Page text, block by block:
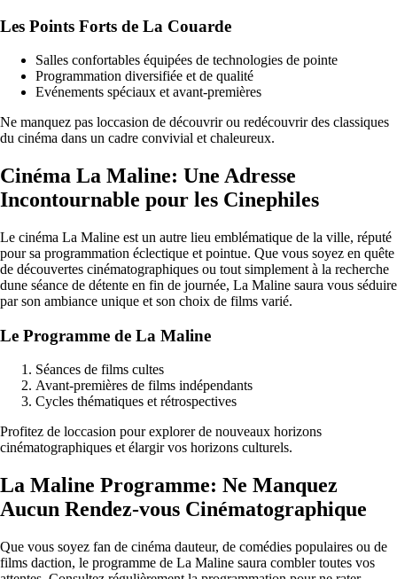
Les Points Forts de La Couarde
Salles confortables équipées de technologies de pointe
Programmation diversifiée et de qualité
Evénements spéciaux et avant-premières
Ne manquez pas loccasion de découvrir ou redécouvrir des classiques
du cinéma dans un cadre convivial et chaleureux.
Cinéma La Maline: Une Adresse
Incontournable pour les Cinephiles
Le cinéma La Maline est un autre lieu emblématique de la ville, réputé
pour sa programmation éclectique et pointue. Que vous soyez en quête
de découvertes cinématographiques ou tout simplement à la recherche
dune séance de détente en fin de journée, La Maline saura vous séduire
par son ambiance unique et son choix de films varié.
Le Programme de La Maline
Séances de films cultes
Avant-premières de films indépendants
Cycles thématiques et rétrospectives
Profitez de loccasion pour explorer de nouveaux horizons
cinématographiques et élargir vos horizons culturels.
La Maline Programme: Ne Manquez
Aucun Rendez-vous Cinématographique
Que vous soyez fan de cinéma dauteur, de comédies populaires ou de
films daction, le programme de La Maline saura combler toutes vos